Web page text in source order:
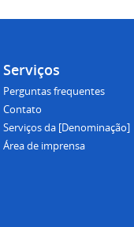
Serviços
Perguntas frequentes
Contato
Serviços da [Denominação]
Área de imprensa